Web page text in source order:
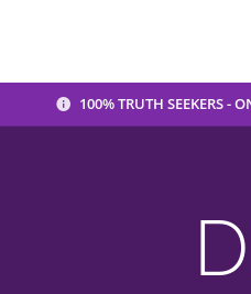
100% TRUTH SEEKERS -